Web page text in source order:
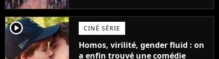
player2 CINÉ SÉRIE
Homos, virilité, gender fluid : on
a enfin trouvé une comédie